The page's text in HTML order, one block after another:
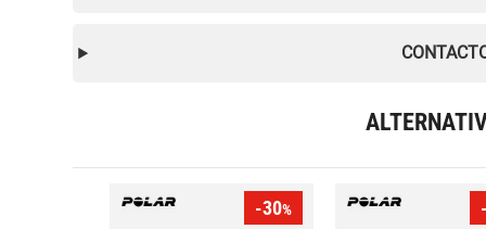
-30%